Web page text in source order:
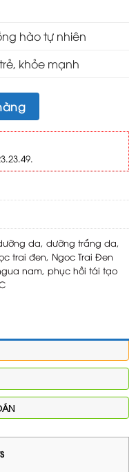
hào tự nhiên
khỏe mạnh
Da Chuyên Sâu 40ml số
da, dưỡng trắng da,
trai đen, Ngoc Trai Đen
nam, phục hồi tái tạo